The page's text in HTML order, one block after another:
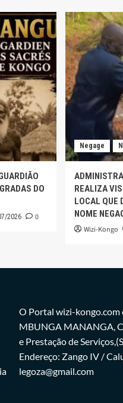
DO
2026 0
Negage
REALIZA
LOCAL QUE
NOME
Wizi-Kongo
O Portal wizi-kongo.com
MBUNGA MANANGA,
e Prestação de
Endereço: Zango IV /
legoza@gmail.com